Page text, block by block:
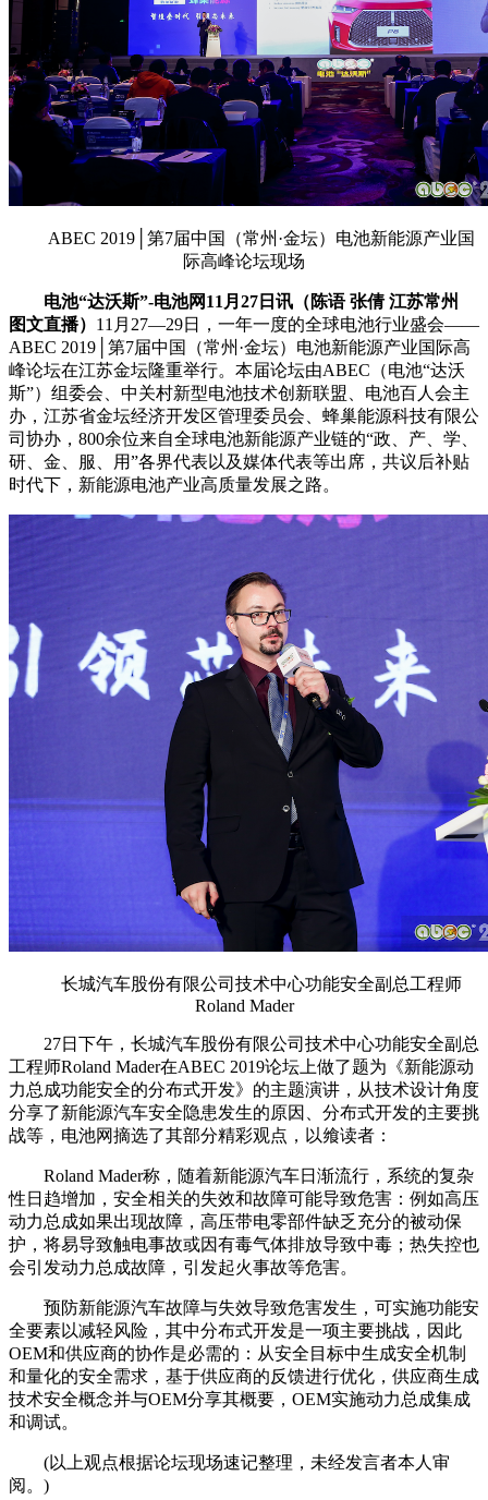
ABEC 2019│第7届中国（常州·金坛）电池新能源产业国
际高峰论坛现场
电池“达沃斯”-电池网11月27日讯（陈语 张倩 江苏常州
图文直播） 11月27—29日，一年一度的全球电池行业盛会——
ABEC 2019│第7届中国（常州·金坛）电池新能源产业国际高
峰论坛在江苏金坛隆重举行。本届论坛由ABEC（电池“达沃
斯”）组委会、中关村新型电池技术创新联盟、电池百人会主
办，江苏省金坛经济开发区管理委员会、蜂巢能源科技有限公
司协办，800余位来自全球电池新能源产业链的“政、产、学、
研、金、服、用”各界代表以及媒体代表等出席，共议后补贴
时代下，新能源电池产业高质量发展之路。
长城汽车股份有限公司技术中心功能安全副总工程师
Roland Mader
27日下午，长城汽车股份有限公司技术中心功能安全副总
工程师Roland Mader在ABEC 2019论坛上做了题为《新能源动
力总成功能安全的分布式开发》的主题演讲，从技术设计角度
分享了新能源汽车安全隐患发生的原因、分布式开发的主要挑
战等，电池网摘选了其部分精彩观点，以飨读者：
Roland Mader称，随着新能源汽车日渐流行，系统的复杂
性日趋增加，安全相关的失效和故障可能导致危害：例如高压
动力总成如果出现故障，高压带电零部件缺乏充分的被动保
护，将易导致触电事故或因有毒气体排放导致中毒；热失控也
会引发动力总成故障，引发起火事故等危害。
预防新能源汽车故障与失效导致危害发生，可实施功能安
全要素以减轻风险，其中分布式开发是一项主要挑战，因此
OEM和供应商的协作是必需的：从安全目标中生成安全机制
和量化的安全需求，基于供应商的反馈进行优化，供应商生成
技术安全概念并与OEM分享其概要，OEM实施动力总成集成
和调试。
(以上观点根据论坛现场速记整理，未经发言者本人审
阅。)